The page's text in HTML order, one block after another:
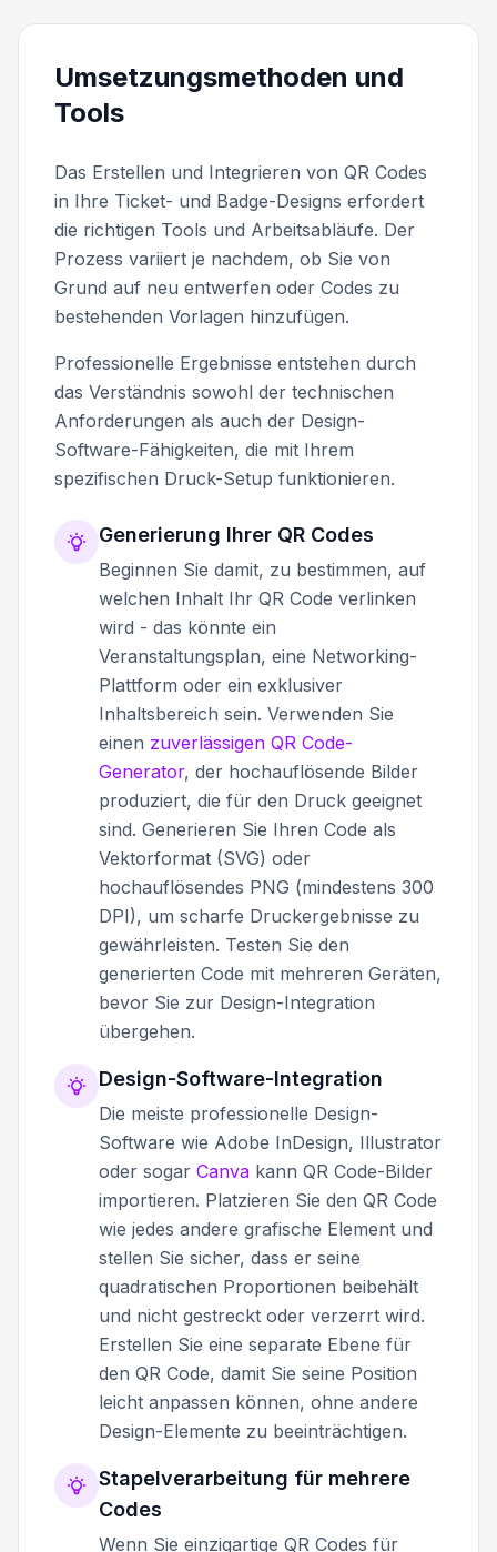
Umsetzungsmethoden und
Tools
Das Erstellen und Integrieren von QR Codes
in Ihre Ticket- und Badge-Designs erfordert
die richtigen Tools und Arbeitsabläufe. Der
Prozess variiert je nachdem, ob Sie von
Grund auf neu entwerfen oder Codes zu
bestehenden Vorlagen hinzufügen.
Professionelle Ergebnisse entstehen durch
das Verständnis sowohl der technischen
Anforderungen als auch der Design-
Software-Fähigkeiten, die mit Ihrem
spezifischen Druck-Setup funktionieren.
Generierung Ihrer QR Codes
Beginnen Sie damit, zu bestimmen, auf
welchen Inhalt Ihr QR Code verlinken
wird - das könnte ein
Veranstaltungsplan, eine Networking-
Plattform oder ein exklusiver
Inhaltsbereich sein. Verwenden Sie
einen zuverlässigen QR Code-
Generator, der hochauflösende Bilder
produziert, die für den Druck geeignet
sind. Generieren Sie Ihren Code als
Vektorformat (SVG) oder
hochauflösendes PNG (mindestens 300
DPI), um scharfe Druckergebnisse zu
gewährleisten. Testen Sie den
generierten Code mit mehreren Geräten,
bevor Sie zur Design-Integration
übergehen.
Design-Software-Integration
Die meiste professionelle Design-
Software wie Adobe InDesign, Illustrator
oder sogar Canva kann QR Code-Bilder
importieren. Platzieren Sie den QR Code
wie jedes andere grafische Element und
stellen Sie sicher, dass er seine
quadratischen Proportionen beibehält
und nicht gestreckt oder verzerrt wird.
Erstellen Sie eine separate Ebene für
den QR Code, damit Sie seine Position
leicht anpassen können, ohne andere
Design-Elemente zu beeinträchtigen.
Stapelverarbeitung für mehrere
Codes
Wenn Sie einzigartige QR Codes für